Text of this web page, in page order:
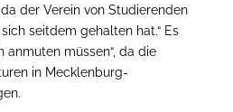
da der Verein von Studierenden
seitdem gehalten hat.“ Es
anmuten müssen“, da die
in Mecklenburg-